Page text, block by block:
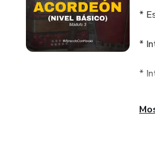
*
*
*
*